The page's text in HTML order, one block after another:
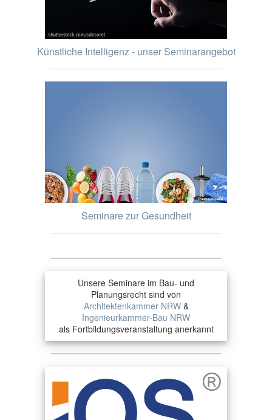
Künstliche Intelligenz - unser Seminarangebot
Seminare zur Gesundheit
Unsere Seminare im Bau- und
Planungsrecht sind von
Architektenkammer NRW&
Ingenieurkammer-Bau NRW
als Fortbildungsveranstaltung anerkannt